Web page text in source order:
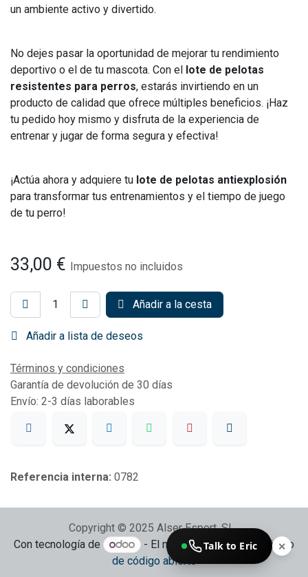
un ambiente activo y divertido.
No dejes pasar la oportunidad de mejorar tu rendimiento
deportivo o el de tu mascota. Con el lote de pelotas
resistentes para perros, estarás invirtiendo en un
producto de calidad que ofrece múltiples beneficios. ¡Haz
tu pedido hoy mismo y disfruta de la experiencia de
entrenar y jugar de forma segura y efectiva!
¡Actúa ahora y adquiere tu lote de pelotas antiexplosión
para transformar tus entrenamientos y el tiempo de juego
de tu perro!
33,00 € Impuestos no incluidos
Añadir a la cesta
Añadir a lista de deseos
Términos y condiciones
Garantía de devolución de 30 días
Envío: 2-3 días laborables
Referencia interna: 0782
Copyright © 2025 Alser Esport, SL
Con tecnología de
- El mejorComercio electrónico
de código abierto
Talk to Eric ✕